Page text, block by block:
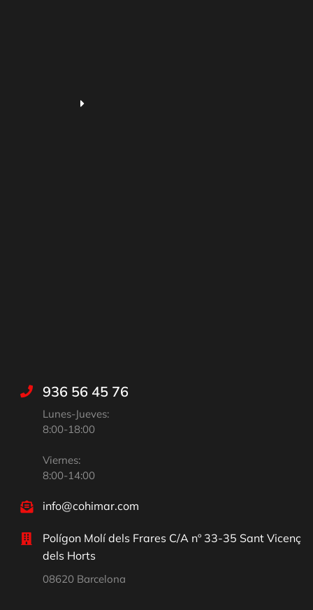
936 56 45 76
Lunes-Jueves:
8:00-18:00
Viernes:
8:00-14:00
info@cohimar.com
Polígon Molí dels Frares C/A nº 33-35 Sant Vicenç
dels Horts
08620 Barcelona